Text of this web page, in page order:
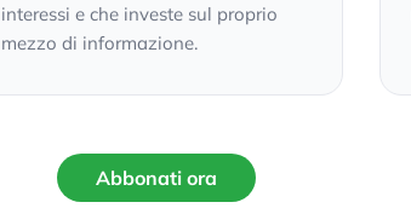
interessi e che investe sul proprio
mezzo di informazione.
Abbonati ora